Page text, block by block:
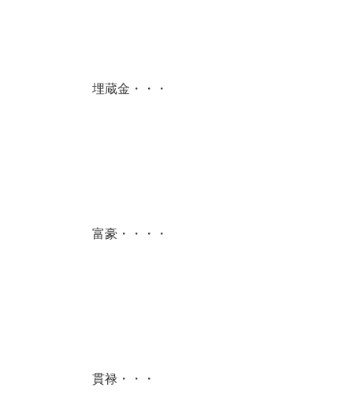
埋蔵金・・・
富豪・・・・
貫禄・・・